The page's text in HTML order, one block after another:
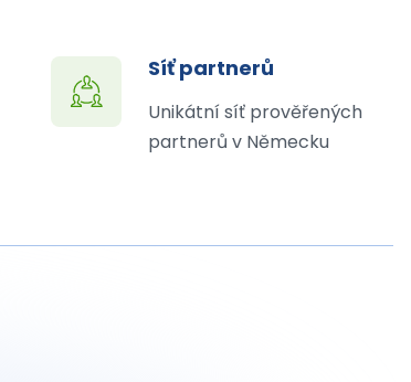
Síť partnerů
Unikátní síť prověřených
partnerů v Německu